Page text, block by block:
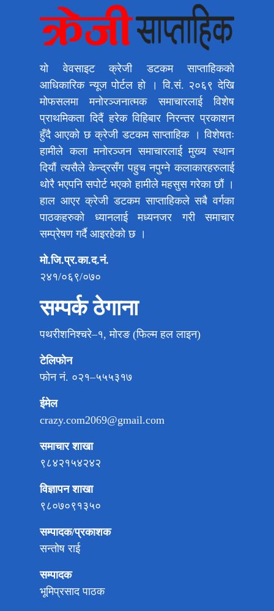
यो वेवसाइट क्रेजी डटकम साप्ताहिकको
आधिकारिक न्यूज पोर्टल हो । वि.सं. २०६९ देखि
मोफसलमा मनोरञ्जनात्मक समाचारलाई विशेष
प्राथमिकता दिदैं हरेक विहिबार निरन्तर प्रकाशन
हुँदै आएको छ क्रेजी डटकम साप्ताहिक । विशेषतः
हामीले कला मनोरञ्जन समाचारलाई मुख्य स्थान
दियौं त्यसैले केन्द्रसँग पहुच नपुग्ने कलाकारहरुलाई
थोरै भएपनि सपोर्ट भएको हामीले महसुस गरेका छौं ।
हाल आएर क्रेजी डटकम साप्ताहिकले सबै वर्गका
पाठकहरुको ध्यानलाई मध्यनजर गरी समाचार
सम्प्रेषण गर्दै आइरहेको छ ।
मो.जि.प्र.का.द.नं.
२४१/०६९/०७०
सम्पर्क ठेगाना
पथरीशनिश्चरे–१, मोरङ (फिल्म हल लाइन)
टेलिफोन
फोन नं. ०२१–५५५३१७
ईमेल
crazy.com2069@gmail.com
समाचार शाखा
९८४२१५४२४२
विज्ञापन शाखा
९८०७०९१३५०
सम्पादक/प्रकाशक
सन्तोष राई
सम्पादक
भूमिप्रसाद पाठक